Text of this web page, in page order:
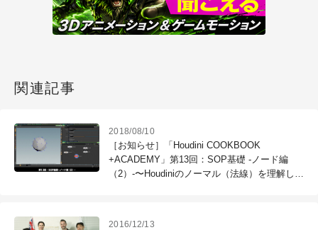
関連記事
2018/08/10
［お知らせ］「Houdini COOKBOOK
+ACADEMY」第13回：SOP基礎 -ノード編
（2）-〜Houdiniのノーマル（法線）を理解しよ
2016/12/13